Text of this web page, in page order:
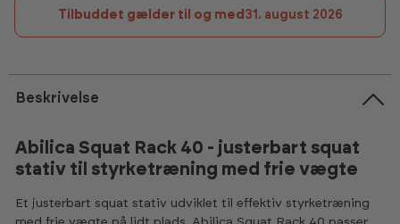
Tilbuddet gælder til og med 31. august 2026
Beskrivelse
Abilica Squat Rack 40 - justerbart squat
stativ til styrketræning med frie vægte
Et justerbart squat stativ udviklet til effektiv styrketræning